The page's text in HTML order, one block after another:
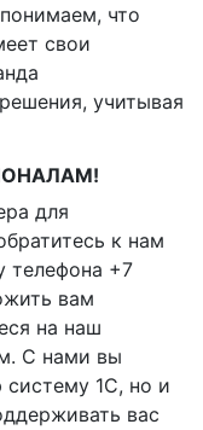
что
свои
учитывая
для
к нам
телефона +7
вам
на наш
С нами вы
систему 1C, но и
вас